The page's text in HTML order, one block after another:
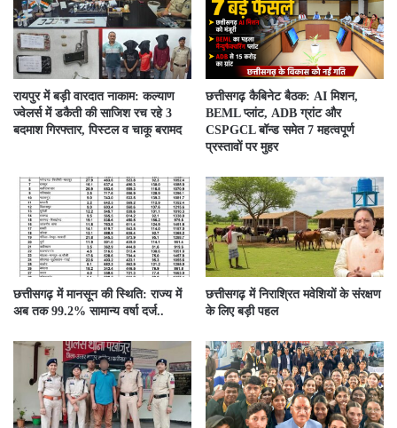
रायपुर में बड़ी वारदात नाकाम: कल्याण
ज्वेलर्स में डकैती की साजिश रच रहे 3
बदमाश गिरफ्तार, पिस्टल व चाकू बरामद
छत्तीसगढ़ कैबिनेट बैठक: AI मिशन,
BEML प्लांट, ADB ग्रांट और
CSPGCL बॉन्ड समेत 7 महत्वपूर्ण
प्रस्तावों पर मुहर
छत्तीसगढ़ में मानसून की स्थिति: राज्य में
अब तक 99.2% सामान्य वर्षा दर्ज..
छत्तीसगढ़ में निराश्रित मवेशियों के संरक्षण
के लिए बड़ी पहल